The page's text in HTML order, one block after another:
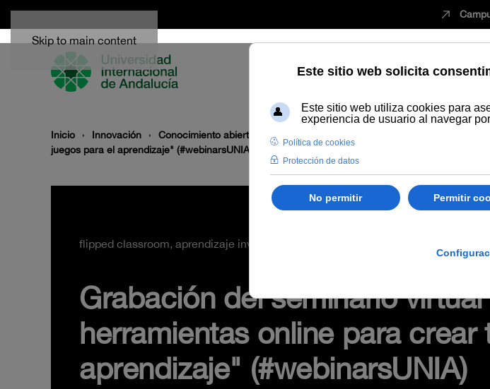
Skip to main content
Inicio Innovación Conocimiento abierto y difusión
juegos para el aprendizaje" (#webinarsUNIA)
flipped classroom, aprendizaje invertido, herramientas, cuestionarios, encuestas,
Grabación del seminario
herramientas online para
aprendizaje" (#webinarsUNIA)